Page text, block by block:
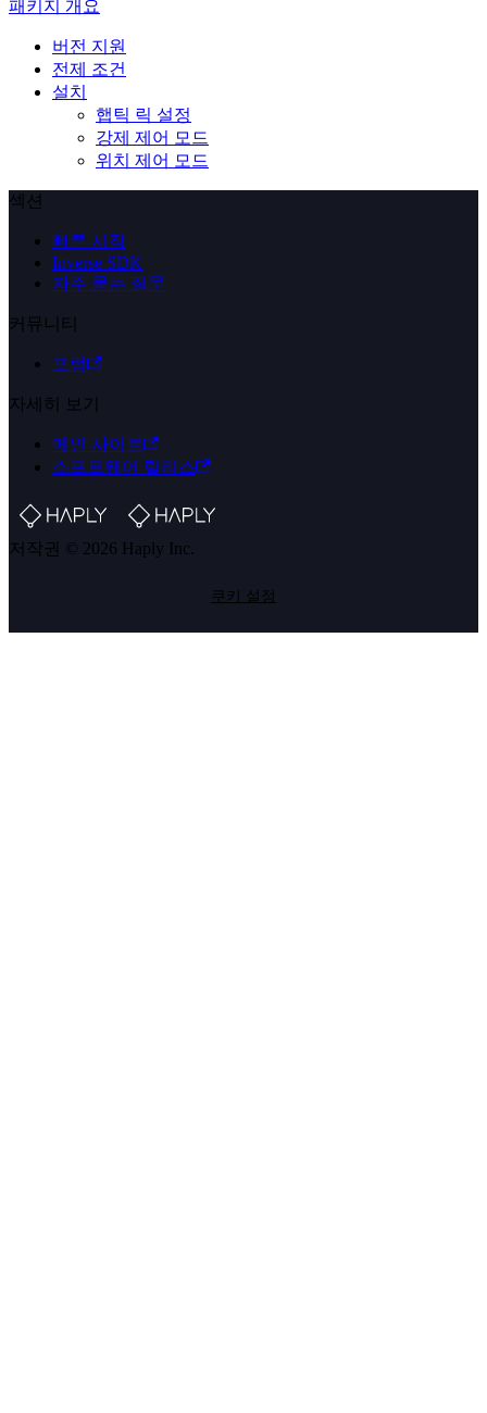
패키지 개요
버전 지원
전제 조건
설치
햅틱 릭 설정
강제 제어 모드
위치 제어 모드
섹션
빠른 시작
Inverse SDK
자주 묻는 질문
커뮤니티
포럼
자세히 보기
메인 사이트
소프트웨어 릴리스
저작권 © 2026 Haply Inc.
쿠키 설정